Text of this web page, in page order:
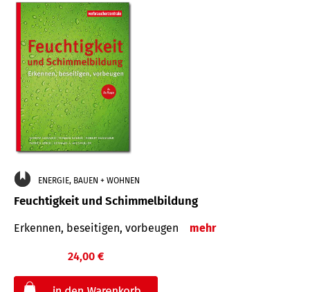
ENERGIE, BAUEN + WOHNEN
Feuchtigkeit und Schimmelbildung
Erkennen, beseitigen, vorbeugen mehr
24,00 €